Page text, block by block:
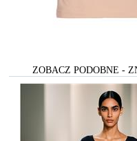
ZOBACZ PODOBNE -